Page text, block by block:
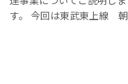
す。 今回は東武東上線